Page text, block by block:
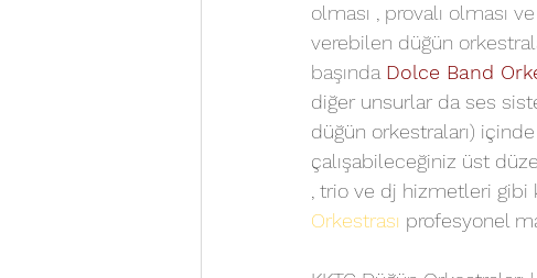
olması , provalı olması
verebilen düğün
başında Dolce Band
diğer unsurlar da ses
düğün orkestraları)
çalışabileceğiniz üst
, trio ve dj hizmetleri gibi
Orkestrası profesyonel